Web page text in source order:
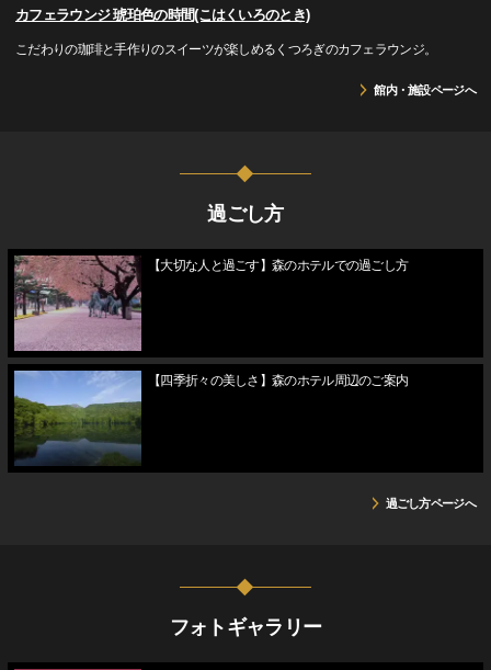
カフェラウンジ 琥珀色の時間(こはくいろのとき)
こだわりの珈琲と手作りのスイーツが楽しめるくつろぎのカフェラウンジ。
館内・施設ページへ
過ごし方
【大切な人と過ごす】森のホテルでの過ごし方
【四季折々の美しさ】森のホテル周辺のご案内
過ごし方ページへ
フォトギャラリー